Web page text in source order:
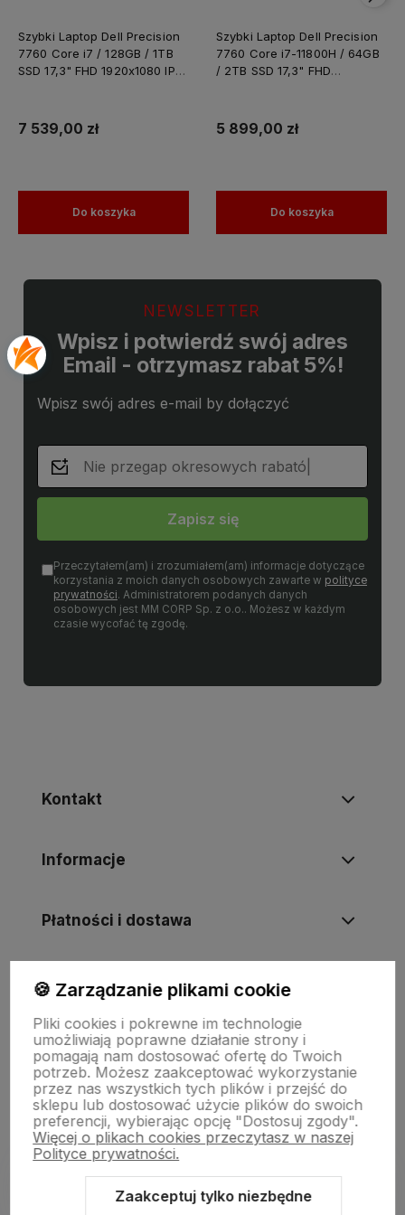
Szybki Laptop Dell Precision
7760 Core i7 / 128GB / 1TB
SSD 17,3" FHD 1920x1080 IPS
Laptop do Grafiki
Projektowania
7 539,00 zł
Do koszyka
Szybki Laptop Dell Precision
7760 Core i7-11800H / 64GB
/ 2TB SSD 17,3" FHD
11 PRO / Laptop do Grafiki
Projektowania
5 899,00 zł
Do koszyka
NEWSLETTER
Wpisz i potwierdź swój adres
Email - otrzymasz rabat 5%!
Wpisz swój adres e-mail by dołączyć
Zapisz się
Przeczytałem(am) i zrozumiałem(am) informacje dotyczące
korzystania z moich danych osobowych zawarte w polityce
prywatności. Administratorem podanych danych
osobowych jest MM CORP Sp. z o.o.. Możesz w każdym
czasie wycofać tę zgodę.
Kontakt
Informacje
Płatności i dostawa
Informacje
O nas
🍪 Zarządzanie plikami cookie
Pliki cookies i pokrewne im technologie
umożliwiają poprawne działanie strony i
pomagają nam dostosować ofertę do Twoich
potrzeb. Możesz zaakceptować wykorzystanie
przez nas wszystkich tych plików i przejść do
sklepu lub dostosować użycie plików do swoich
preferencji, wybierając opcję "Dostosuj zgody".
Więcej o plikach cookies przeczytasz w naszej
Polityce prywatności.
Zaakceptuj tylko niezbędne